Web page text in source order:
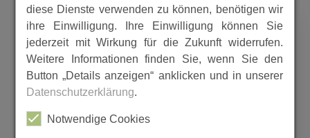
Elbersdorf 750jähriges
Ortsjubiläum 1970, Festschrift
1970
diese Dienste verwenden zu können, benötigen wir
ihre Einwilligung. Ihre Einwilligung können Sie
jederzeit mit Wirkung für die Zukunft widerrufen.
Weitere Informationen finden Sie, wenn Sie den
Button „Details anzeigen“ anklicken und in unserer
Datenschutzerklärung.
Notwendige Cookies